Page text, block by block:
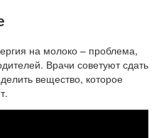
на молоко – проблема,
Врачи советуют сдать
вещество, которое